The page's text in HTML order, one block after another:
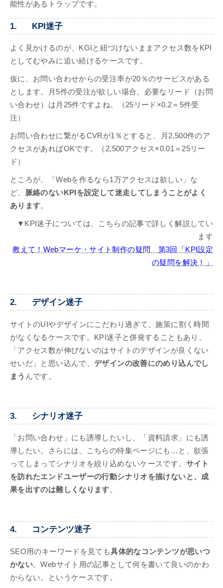
能性があるトラップです。
1. KPI迷子
よく見かけるのが、KGIと紐づけないままアクセス数をKPI
としてむやみに追い続けるケースです。
仮に、お問い合わせからの受注率が20％のサービスがある
とします。月5件の受注が欲しい場合、必要なリード（お問
い合わせ）は月25件ですよね。（25リード×0.2＝5件受
注）
お問い合わせに繋がるCVRが1％とすると、月2,500件のア
クセスがあればOKです。（2,500アクセス×0.01＝25リー
ド）
ところが、「Webを作るなら1万アクセスは欲しい」な
ど、 脈絡のないKPIを設定して迷走してしまうことがよく
あります。
▼KPI迷子については、こちらの記事で詳しく解説してい
ます
教えて！Webマーケ・サイト制作の疑問 第3回「KPI設定
の疑問を解決！」
2. デザイン迷子
サイトのUIやデザインにこだわり過ぎて、施策に割く時間
がなくなるケースです。KPI迷子と併発することもあり、
「アクセス数が伸びないのはサイトのデザインが良くない
せいだ」と思い込んで、デザインの改善にのめり込んでし
まう んです。
3. シナリオ迷子
「お問い合わせ」にも誘導したいし、「資料請求」にも誘
導したい。さらには、こちらの特集ページにも…と、欲張
ってしまってシナリオを絞り込めないケースです。 サイト
を訪れたエンドユーザーの行動シナリオを描けないと、成
果を出すのは難しくなります。
4. コンテンツ迷子
SEO用のキーワードを見ても具体的なコンテンツが思いつ
かない 、Webサイト用の記事として何を書いて良いのかわ
からない、というケースです。